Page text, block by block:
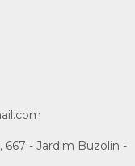
667 - Jardim Buzolin -